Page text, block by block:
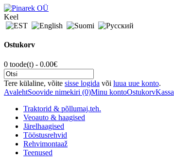
Keel
Ostukorv
0 toode(t) - 0.00€
Tere külaline, võite sisse logida või luua uue konto.
AvalehtSoovide nimekiri (0)Minu kontoOstukorvKassa
Traktorid & põllumaj.teh.
Veoauto & haagised
Järelhaagised
Tööstusrehvid
Rehvimontaaž
Teenused